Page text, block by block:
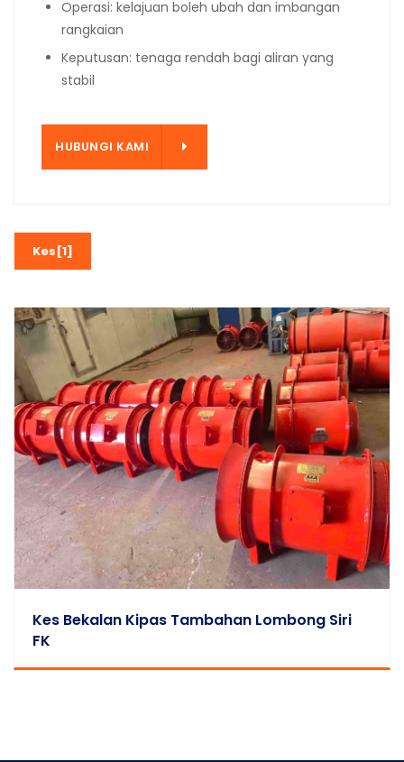
Operasi: kelajuan boleh ubah dan imbangan
rangkaian
Keputusan: tenaga rendah bagi aliran yang
stabil
HUBUNGI KAMI
Kes[1]
Kes Bekalan Kipas Tambahan Lombong Siri
FK